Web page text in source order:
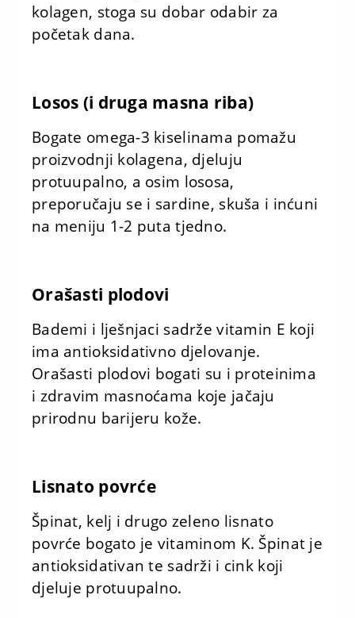
kolagen, stoga su dobar odabir za
početak dana.
Losos (i druga masna riba)
Bogate omega-3 kiselinama pomažu
proizvodnji kolagena, djeluju
protuupalno, a osim lososa,
preporučaju se i sardine, skuša i inćuni
na meniju 1-2 puta tjedno.
Orašasti plodovi
Bademi i lješnjaci sadrže vitamin E koji
ima antioksidativno djelovanje.
Orašasti plodovi bogati su i proteinima
i zdravim masnoćama koje jačaju
prirodnu barijeru kože.
Lisnato povrće
Špinat, kelj i drugo zeleno lisnato
povrće bogato je vitaminom K. Špinat je
antioksidativan te sadrži i cink koji
djeluje protuupalno.